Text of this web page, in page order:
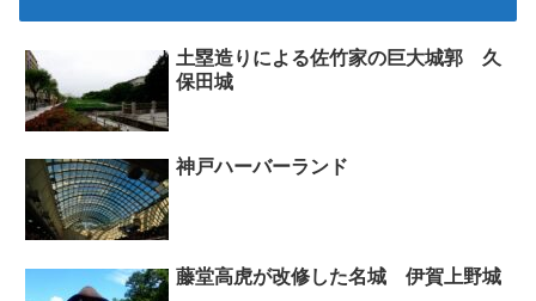
土塁造りによる佐竹家の巨大城郭 久
保田城
神戸ハーバーランド
藤堂高虎が改修した名城 伊賀上野城